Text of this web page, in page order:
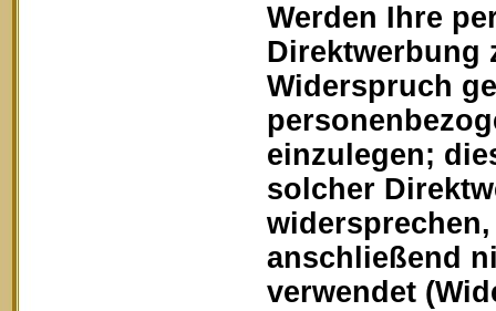
Werden Ihre
Direktwerbung
Widerspruch
einzulegen;
solcher
anschließend
verwendet